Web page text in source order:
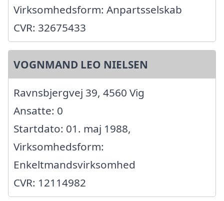
Virksomhedsform: Anpartsselskab
CVR: 32675433
VOGNMAND LEO NIELSEN
Ravnsbjergvej 39, 4560 Vig
Ansatte: 0
Startdato: 01. maj 1988,
Virksomhedsform:
Enkeltmandsvirksomhed
CVR: 12114982